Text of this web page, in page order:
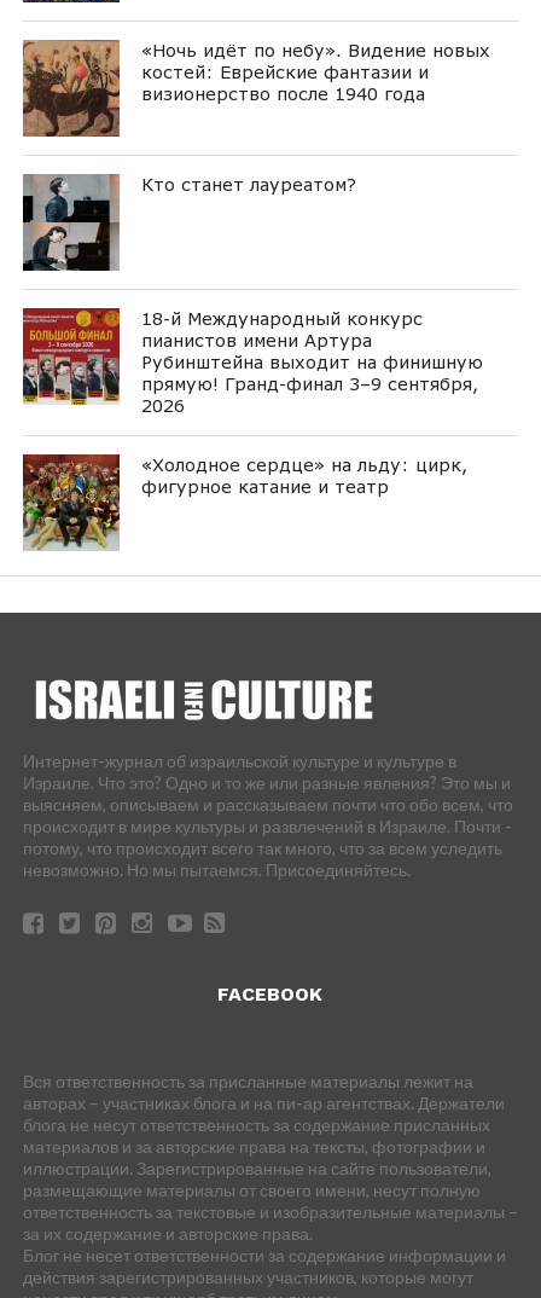
«Ночь идёт по небу». Видение новых
костей: Еврейские фантазии и
визионерство после 1940 года
Кто станет лауреатом?
18-й Международный конкурс
пианистов имени Артура
Рубинштейна выходит на финишную
прямую! Гранд-финал 3–9 сентября,
2026
«Холодное сердце» на льду: цирк,
фигурное катание и театр
Интернет-журнал об израильской культуре и культуре в
Израиле. Что это? Одно и то же или разные явления? Это мы и
выясняем, описываем и рассказываем почти что обо всем, что
происходит в мире культуры и развлечений в Израиле. Почти -
потому, что происходит всего так много, что за всем уследить
невозможно. Но мы пытаемся. Присоединяйтесь.
FACEBOOK
Вся ответственность за присланные материалы лежит на
авторах – участниках блога и на пи-ар агентствах. Держатели
блога не несут ответственность за содержание присланных
материалов и за авторские права на тексты, фотографии и
иллюстрации. Зарегистрированные на сайте пользователи,
размещающие материалы от своего имени, несут полную
ответственность за текстовые и изобразительные материалы –
за их содержание и авторские права.
Блог не несет ответственности за содержание информации и
действия зарегистрированных участников, которые могут